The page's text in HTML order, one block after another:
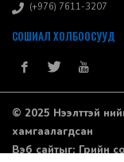
(+976) 7611-3207
СОШИАЛ ХОЛБООСУУД
© 2025 Нээлттэй
хамгаалагдсан
Вэб сайтыг:Грийн